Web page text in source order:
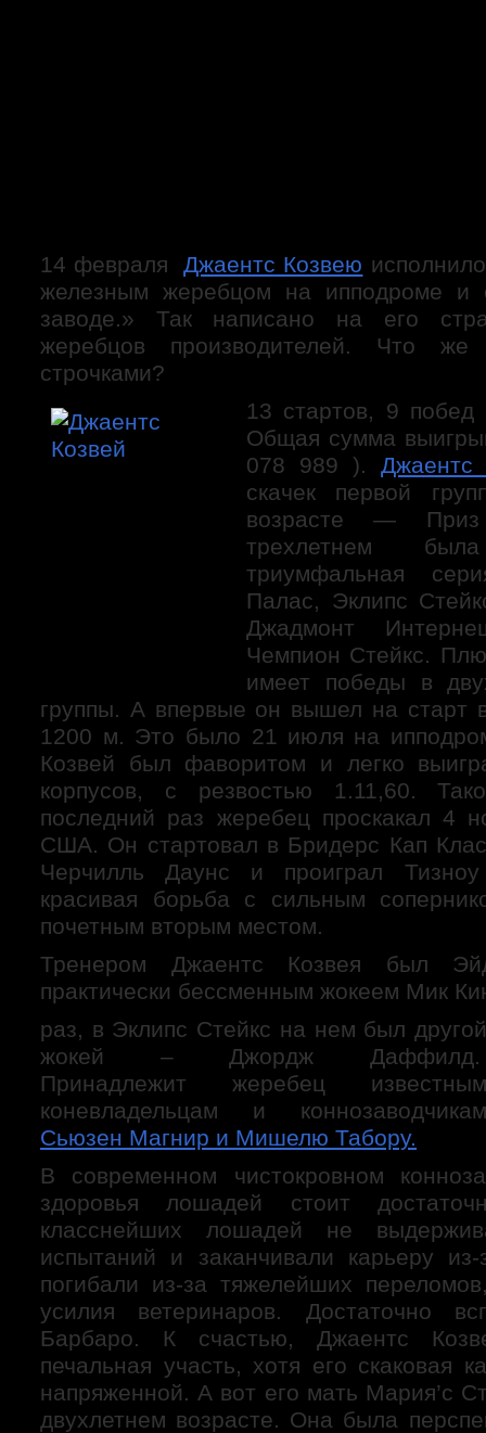
Тренеры
Жокеи
Персонал конюшни
специалисты
Любители
Тотализатор
имидж игры
необходимая информация
стратегия игры
экономика и статистика
14 февраляДжаентс Козвею
железным жеребцом на ипподроме и
заводе.» Так написано на его
жеребцов производителей. Что
строчками?
13 стартов, 9
Общая сумма
078 989 ). Джаентс
скачек первой
возрасте —
трехлетнем была
триумфальная
Палас, Эклипс
Джадмонт
Чемпион Стейкс.
имеет победы в
группы. А впервые он вышел на старт
1200 м. Это было 21 июля на
Козвей был фаворитом и легко
корпусов, с резвостью 1.11,60.
последний раз жеребец проскакал 4
США. Он стартовал в Бридерс Кап
Черчилль Даунс и проиграл
красивая борьба с сильным
почетным вторым местом.
Тренером Джаентс Козвея был
практически бессменным жокеем Мик
раз, в Эклипс Стейкс на нем был другой
жокей – Джордж Даффилд.
Принадлежит жеребец известным
коневладельцам и коннозаводчикам
Сьюзен Магнир и Мишелю Табору.
В современном чистокровном
здоровья лошадей стоит
класснейших лошадей не
испытаний и заканчивали карьеру
погибали из-за тяжелейших
усилия ветеринаров. Достаточно
Барбаро. К счастью, Джаентс
печальная участь, хотя его скаковая
напряженной. А вот его мать Мария’c
двухлетнем возрасте. Она была